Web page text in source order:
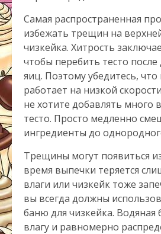
Самая распространенная
избежать трещин на
чизкейка. Хитрость
чтобы перебить тесто после
яиц. Поэтому убедитесь,
работает на низкой
не хотите добавлять много
тесто. Просто медленно
ингредиенты до
Трещины могут появиться
время выпечки теряется
влаги или чизкейк тоже
вы всегда должны
баню для чизкейка. Водяная
влагу и равномерно